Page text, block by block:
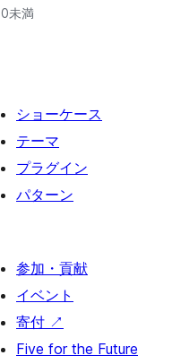
未満
ショーケース
テーマ
プラグイン
パターン
参加・貢献
イベント
寄付 ↗
Five for the Future